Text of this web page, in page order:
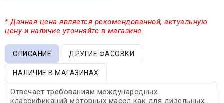
* Данная цена является рекомендованной, актуальную
цену и наличие уточняйте в магазине.
ОПИСАНИЕ ДРУГИЕ ФАСОВКИ
НАЛИЧИЕ В МАГАЗИНАХ
Отвечает требованиям международных
классификаций моторных масел как для дизельных,